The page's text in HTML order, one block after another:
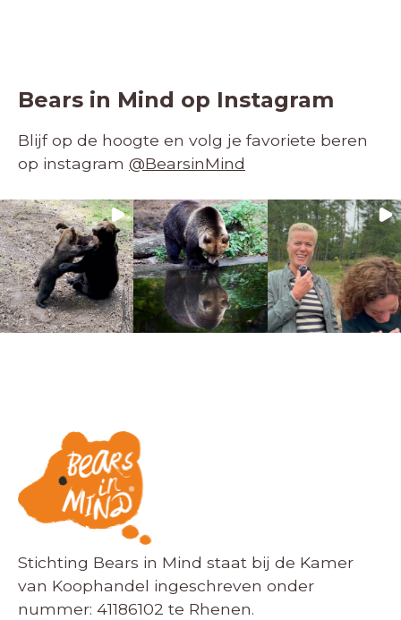
Bears in Mind op Instagram
Blijf op de hoogte en volg je favoriete beren
op instagram @BearsinMind
Stichting Bears in Mind staat bij de Kamer
van Koophandel ingeschreven onder
nummer: 41186102 te Rhenen.